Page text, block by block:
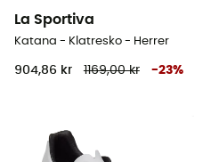
La Sportiva
Katana - Klatresko - Herrer
904,86 kr 1169,00 kr -23%